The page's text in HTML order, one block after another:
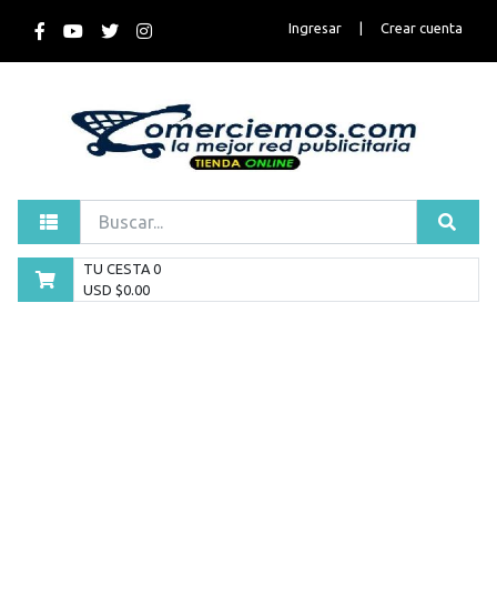
Ingresar Crear cuenta
TU CESTA 0
USD $0.00